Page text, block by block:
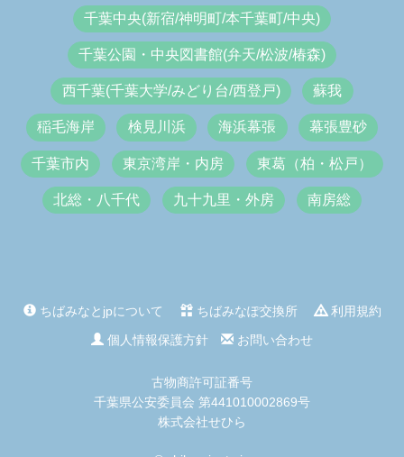
千葉中央(新宿/神明町/本千葉町/中央)
千葉公園・中央図書館(弁天/松波/椿森)
西千葉(千葉大学/みどり台/西登戸) 蘇我
稲毛海岸 検見川浜 海浜幕張 幕張豊砂
千葉市内 東京湾岸・内房 東葛（柏・松戸）
北総・八千代 九十九里・外房 南房総
ちばみなとjpについて ちばみなぽ交換所
利用規約
個人情報保護方針
お問い合わせ
古物商許可証番号
千葉県公安委員会 第441010002869号
株式会社せひら